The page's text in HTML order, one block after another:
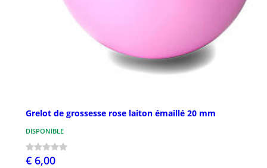
Grelot de grossesse rose laiton émaillé 20 mm
DISPONIBLE
€ 6,00